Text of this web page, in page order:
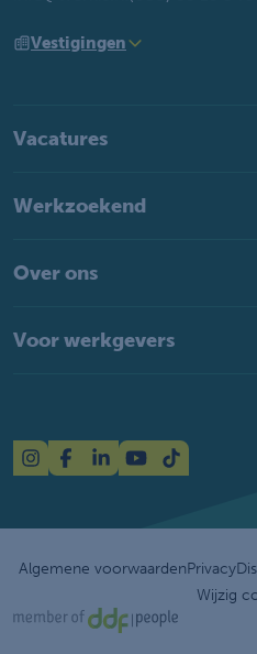
Vestigingen
Vacatures
Werkzoekend
Over ons
Voor werkgevers
Algemene voorwaardenPrivacy
Wijzig